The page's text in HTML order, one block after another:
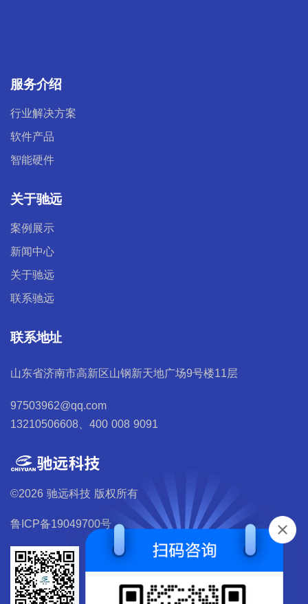
服务介绍
行业解决方案
软件产品
智能硬件
关于驰远
案例展示
新闻中心
关于驰远
联系驰远
联系地址
山东省济南市高新区山钢新天地广场9号楼11层
97503962@qq.com
13210506608、400 008 9091
©2026 驰远科技 版权所有
鲁ICP备19049700号